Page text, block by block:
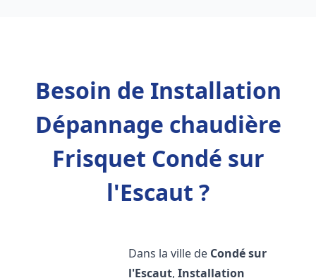
Besoin de Installation
Dépannage chaudière
Frisquet Condé sur
l'Escaut ?
Dans la ville de Condé sur
l'Escaut,Installation